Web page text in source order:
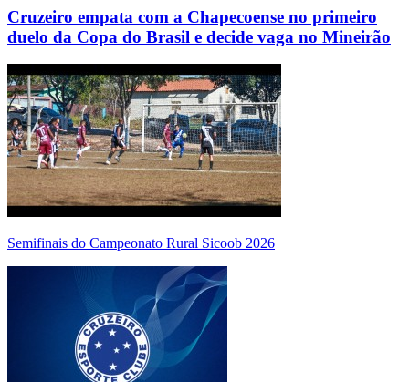
Cruzeiro empata com a Chapecoense no primeiro
duelo da Copa do Brasil e decide vaga no Mineirão
Semifinais do Campeonato Rural Sicoob 2026